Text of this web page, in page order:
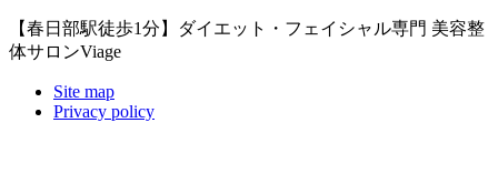
【春日部駅徒歩1分】ダイエット・フェイシャル専門 美容整
体サロンViage
Site map
Privacy policy